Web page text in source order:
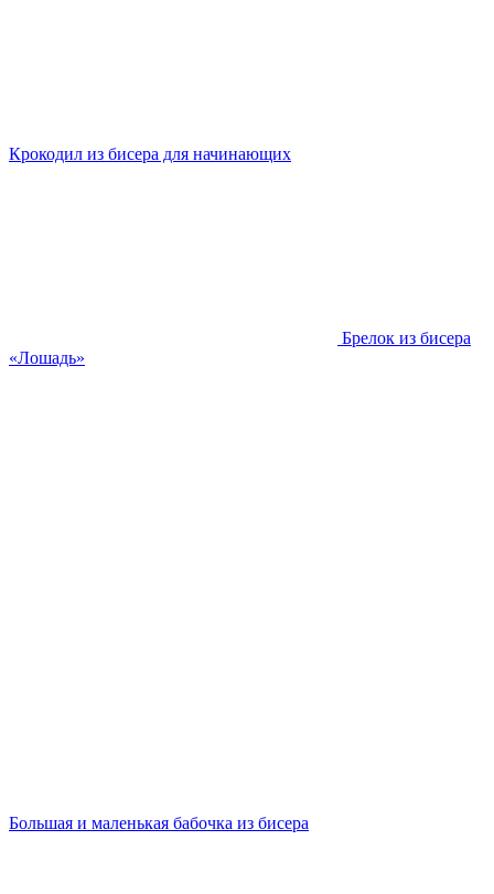
Крокодил из бисера для начинающих
Брелок из бисера
«Лошадь»
Большая и маленькая бабочка из бисера